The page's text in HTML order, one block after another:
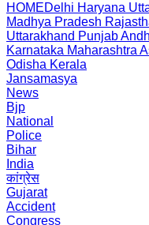
HOMEDelhi Haryana
Madhya Pradesh
Uttarakhand Punjab
Karnataka Maharashtra
Odisha Kerala
Jansamasya
News
Bjp
National
Police
Bihar
India
कांग्रेस
Gujarat
Accident
Congress